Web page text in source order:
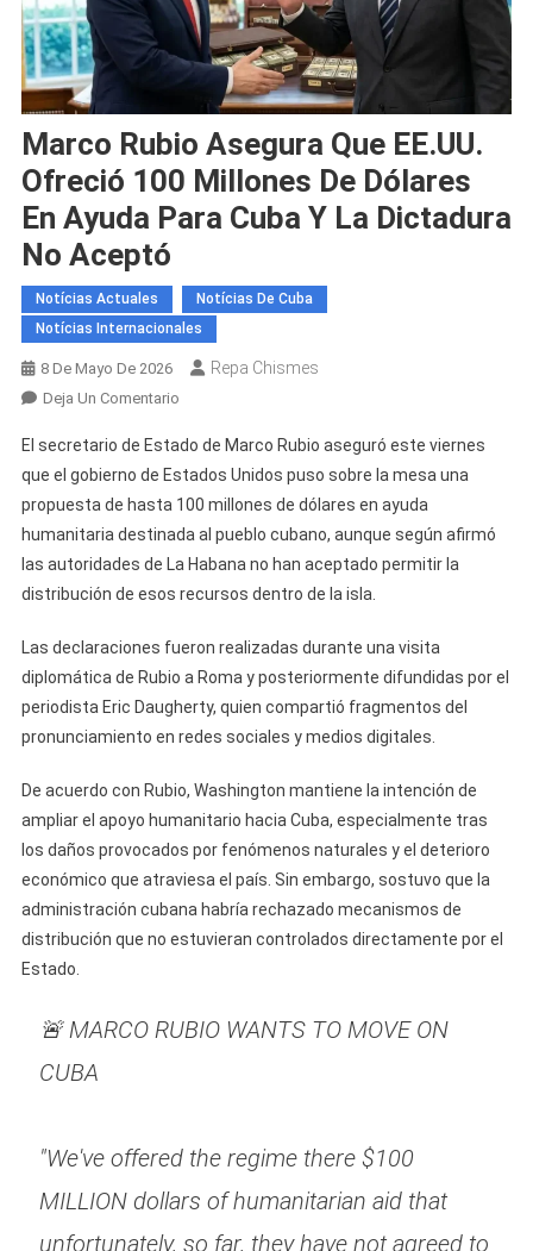
Marco Rubio Asegura Que EE.UU.
Ofreció 100 Millones De Dólares
En Ayuda Para Cuba Y La Dictadura
No Aceptó
Notícias Actuales
Notícias De Cuba
Notícias Internacionales
8 De Mayo De 2026 Repa Chismes
Deja Un ComentarioEn
Rubio
Asegura
Que
EE.UU.
Ofreció
100
De
Dólares
Ayuda
Cuba
Dictadura
No
Aceptó
El secretario de Estado de Marco Rubio aseguró este viernes
que el gobierno de Estados Unidos puso sobre la mesa una
propuesta de hasta 100 millones de dólares en ayuda
humanitaria destinada al pueblo cubano, aunque según afirmó
las autoridades de La Habana no han aceptado permitir la
distribución de esos recursos dentro de la isla.
Las declaraciones fueron realizadas durante una visita
diplomática de Rubio a Roma y posteriormente difundidas por el
periodista Eric Daugherty, quien compartió fragmentos del
pronunciamiento en redes sociales y medios digitales.
De acuerdo con Rubio, Washington mantiene la intención de
ampliar el apoyo humanitario hacia Cuba, especialmente tras
los daños provocados por fenómenos naturales y el deterioro
económico que atraviesa el país. Sin embargo, sostuvo que la
administración cubana habría rechazado mecanismos de
distribución que no estuvieran controlados directamente por el
Estado.
🚨 MARCO RUBIO WANTS TO MOVE ON
CUBA
"We've offered the regime there $100
MILLION dollars of humanitarian aid that
unfortunately, so far, they have not agreed to